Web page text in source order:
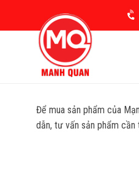
Để mua sản phẩm của
dẫn, tư vấn sản phẩm cần